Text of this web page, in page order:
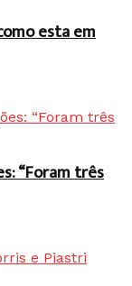
esta em
“Foram três